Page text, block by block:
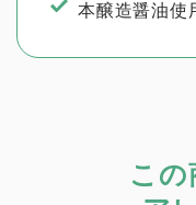
本醸造醤油使
この